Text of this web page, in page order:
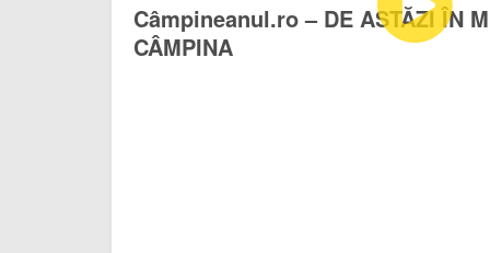
Câmpineanul.ro – DE ASTĂZI ÎN
CÂMPINA